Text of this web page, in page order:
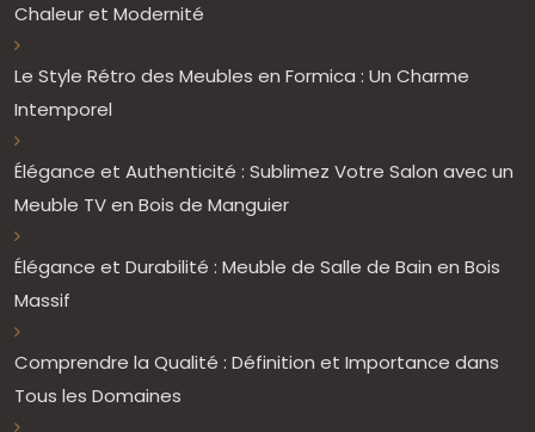
Chaleur et Modernité
Le Style Rétro des Meubles en Formica : Un Charme
Intemporel
Élégance et Authenticité : Sublimez Votre Salon avec un
Meuble TV en Bois de Manguier
Élégance et Durabilité : Meuble de Salle de Bain en Bois
Massif
Comprendre la Qualité : Définition et Importance dans
Tous les Domaines